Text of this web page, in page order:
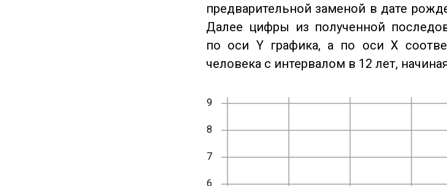
предварительной заменой в дате
Далее цифры из полученной
по оси Y графика, а по оси X
человека с интервалом в 12 лет,